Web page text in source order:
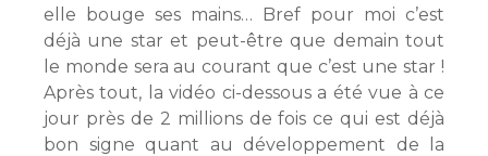
elle bouge ses mains… Bref pour moi c’est
déjà une star et peut-être que demain tout
le monde sera au courant que c’est une star !
Après tout, la vidéo ci-dessous a été vue à ce
jour près de 2 millions de fois ce qui est déjà
bon signe quant au développement de la